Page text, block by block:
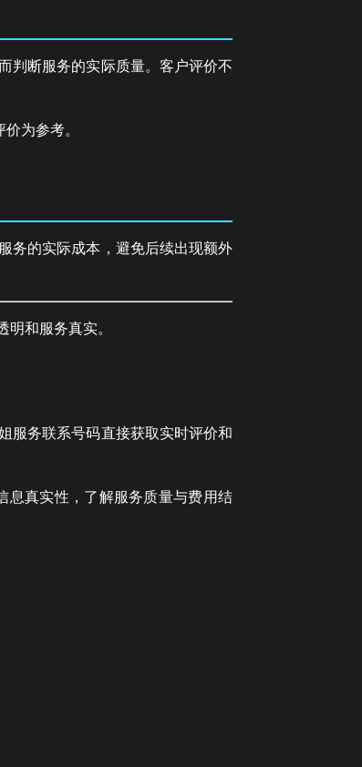
判断服务的实际质量。客户评价不
为参考。
务的实际成本，避免后续出现额外
和服务真实。
服务联系号码直接获取实时评价和
息真实性，了解服务质量与费用结